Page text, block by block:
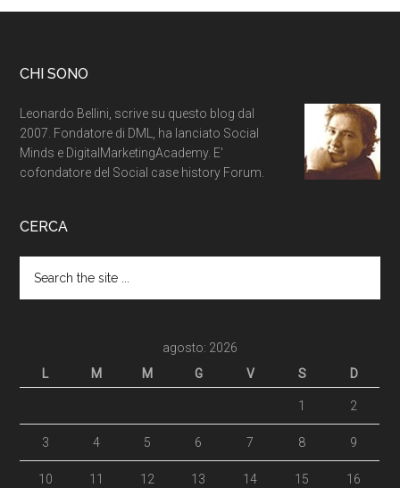
CHI SONO
Leonardo Bellini, scrive su questo blog dal
2007. Fondatore di DML, ha lanciato Social
Minds e DigitalMarketingAcademy. E'
cofondatore del Social case history Forum.
CERCA
agosto: 2026
L
M M G V S D
1 2
3 4 5 6 7 8 9
10 11 12 13 14 15 16